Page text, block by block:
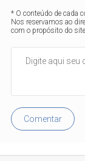
* O conteúdo de cada
Nos reservamos ao
com o propósito do
Comentar